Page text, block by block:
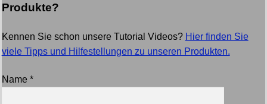
Produkte?
Kennen Sie schon unsere Tutorial Videos? Hier finden Sie
viele Tipps und Hilfestellungen zu unseren Produkten.
Name *